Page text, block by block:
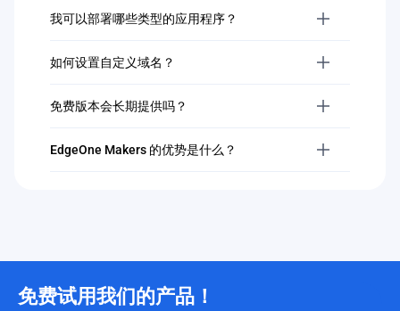
我可以部署哪些类型的应用程序？
如何设置自定义域名？
免费版本会长期提供吗？
EdgeOne Makers 的优势是什么？
免费试用我们的产品！